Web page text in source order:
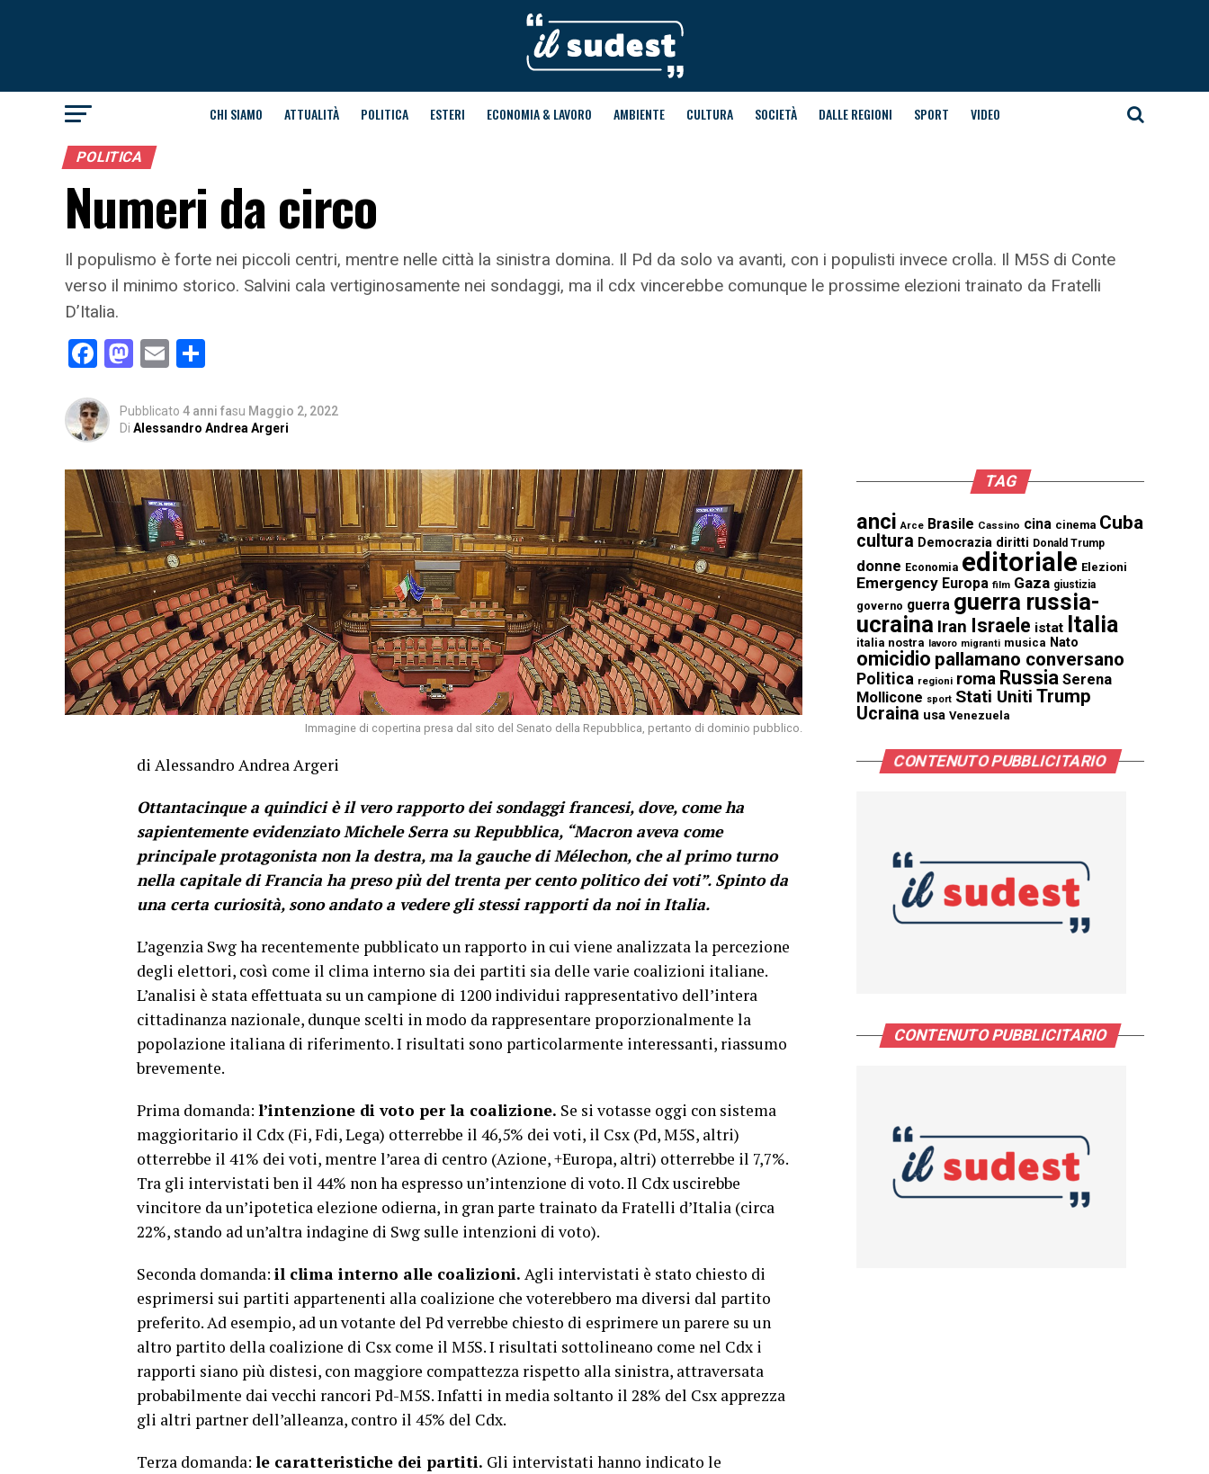
CHI SIAMO ATTUALITÀ POLITICA ESTERI ECONOMIA & LAVORO AMBIENTE CULTURA SOCIETÀ DALLE REGIONI SPORT VIDEO
POLITICA
Numeri da circo
Il populismo è forte nei piccoli centri, mentre nelle città la sinistra domina. Il Pd da solo va avanti, con i populisti invece crolla. Il M5S di Conte
verso il minimo storico. Salvini cala vertiginosamente nei sondaggi, ma il cdx vincerebbe comunque le prossime elezioni trainato da Fratelli
D’Italia.
Facebook
Mastodon
Email
Pubblicato 4 anni fasu Maggio 2, 2022
Di Alessandro Andrea Argeri
Immagine di copertina presa dal sito del Senato della Repubblica, pertanto di dominio pubblico.
di Alessandro Andrea Argeri
Ottantacinque a quindici è il vero rapporto dei sondaggi francesi, dove, come ha
sapientemente evidenziato Michele Serra su Repubblica, “Macron aveva come
principale protagonista non la destra, ma la gauche di Mélechon, che al primo turno
nella capitale di Francia ha preso più del trenta per cento politico dei voti”. Spinto da
una certa curiosità, sono andato a vedere gli stessi rapporti da noi in Italia.
L’agenzia Swg ha recentemente pubblicato un rapporto in cui viene analizzata la percezione
degli elettori, così come il clima interno sia dei partiti sia delle varie coalizioni italiane.
L’analisi è stata effettuata su un campione di 1200 individui rappresentativo dell’intera
cittadinanza nazionale, dunque scelti in modo da rappresentare proporzionalmente la
popolazione italiana di riferimento. I risultati sono particolarmente interessanti, riassumo
brevemente.
Prima domanda: l’intenzione di voto per la coalizione. Se si votasse oggi con sistema
maggioritario il Cdx (Fi, Fdi, Lega) otterrebbe il 46,5% dei voti, il Csx (Pd, M5S, altri)
otterrebbe il 41% dei voti, mentre l’area di centro (Azione, +Europa, altri) otterrebbe il 7,7%.
Tra gli intervistati ben il 44% non ha espresso un’intenzione di voto. Il Cdx uscirebbe
vincitore da un’ipotetica elezione odierna, in gran parte trainato da Fratelli d’Italia (circa
22%, stando ad un’altra indagine di Swg sulle intenzioni di voto).
Seconda domanda: il clima interno alle coalizioni. Agli intervistati è stato chiesto di
esprimersi sui partiti appartenenti alla coalizione che voterebbero ma diversi dal partito
preferito. Ad esempio, ad un votante del Pd verrebbe chiesto di esprimere un parere su un
altro partito della coalizione di Csx come il M5S. I risultati sottolineano come nel Cdx i
rapporti siano più distesi, con maggiore compattezza rispetto alla sinistra, attraversata
probabilmente dai vecchi rancori Pd-M5S. Infatti in media soltanto il 28% del Csx apprezza
gli altri partner dell’alleanza, contro il 45% del Cdx.
Terza domanda: le caratteristiche dei partiti. Gli intervistati hanno indicato le
TAG
anci Arce Brasile Cassino cina cinema Cuba
cultura Democrazia diritti Donald Trump
donne Economia editoriale Elezioni
Emergency Europa film Gaza giustizia
governo guerra guerra russia-
ucraina Iran Israele istat Italia
italia nostra lavoro migranti musica Nato
omicidio pallamano conversano
Politica regioni roma Russia Serena
Mollicone sport Stati Uniti Trump
Ucraina usa Venezuela
CONTENUTO PUBBLICITARIO
CONTENUTO PUBBLICITARIO